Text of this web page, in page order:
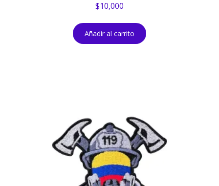
$10,000
Añadir al carrito